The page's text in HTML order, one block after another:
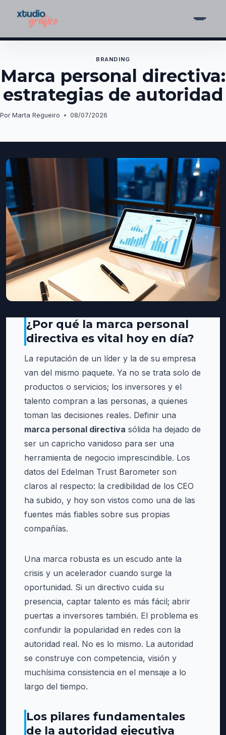
contenido
BRANDING
Marca personal directiva:
estrategias de autoridad
Por Marta Regueiro 08/07/2026
¿Por qué la marca personal
directiva es vital hoy en día?
La reputación de un líder y la de su empresa
van del mismo paquete. Ya no se trata solo de
productos o servicios; los inversores y el
talento compran a las personas, a quienes
toman las decisiones reales. Definir una
marca personal directiva sólida ha dejado de
ser un capricho vanidoso para ser una
herramienta de negocio imprescindible. Los
datos del Edelman Trust Barometer son
claros al respecto: la credibilidad de los CEO
ha subido, y hoy son vistos como una de las
fuentes más fiables sobre sus propias
compañías.
Una marca robusta es un escudo ante la
crisis y un acelerador cuando surge la
oportunidad. Si un directivo cuida su
presencia, captar talento es más fácil; abrir
puertas a inversores también. El problema es
confundir la popularidad en redes con la
autoridad real. No es lo mismo. La autoridad
se construye con competencia, visión y
muchísima consistencia en el mensaje a lo
largo del tiempo.
Los pilares fundamentales
de la autoridad ejecutiva